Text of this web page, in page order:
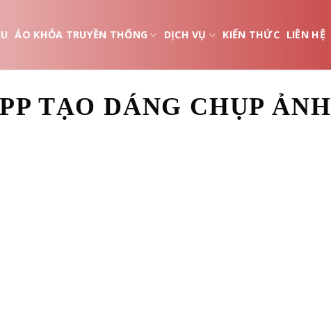
ÁO KHỎA TRUYỀN THỐNG DỊCH VỤ KIẾN THỨC LIÊN HỆ
TẠO DÁNG CHỤP ẢNH